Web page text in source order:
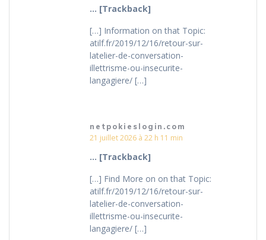
… [Trackback]
[…] Information on that Topic:
atilf.fr/2019/12/16/retour-sur-
latelier-de-conversation-
illettrisme-ou-insecurite-
langagiere/ […]
netpokieslogin.com
21 juillet 2026 à 22 h 11 min
… [Trackback]
[…] Find More on on that Topic:
atilf.fr/2019/12/16/retour-sur-
latelier-de-conversation-
illettrisme-ou-insecurite-
langagiere/ […]